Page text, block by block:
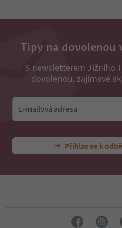
33
46
48
Tipy na dovolenou
S newsletterem Jižního
dovolenou, zajímavé
E-mailová adresa
Přihlas se k